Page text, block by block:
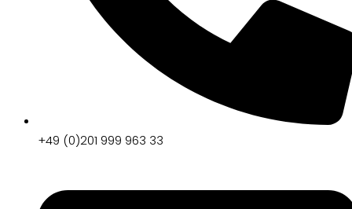
+49 (0)201 999 963 33